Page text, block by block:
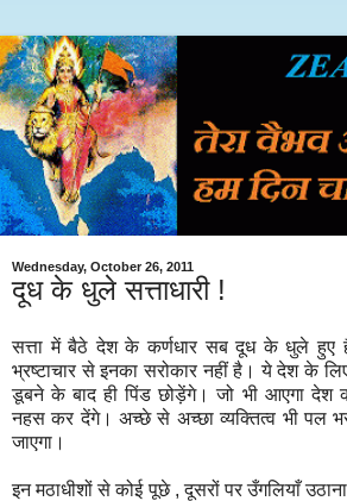
Wednesday, October 26, 2011
दूध के धुले सत्ताधारी !
सत्तामें बैठे देश के कर्णधार सब दूध के धुले हुए
भ्रष्टाचार से इनका सरोकार नहीं है। ये देश के
डूबने के बाद ही पिंड छोड़ेंगे। जो भी आएगा देश
नहस कर देंगे। अच्छे से अच्छा व्यक्तित्व भी पल
जाएगा।
इन मठाधीशों से कोई पूछे,दूसरों पर उँगलियाँ उठाना